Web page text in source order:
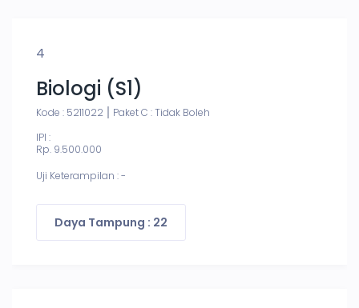
4
Biologi (S1)
Kode : 5211022
Paket C : Tidak Boleh
IPI :
Rp. 9.500.000
Uji Keterampilan : -
Daya Tampung : 22